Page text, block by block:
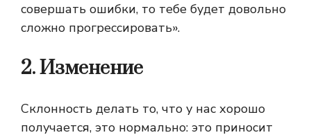
совершать ошибки, то тебе будет довольно
сложно прогрессировать».
2. Изменение
Склонность делать то, что у нас хорошо
получается, это нормально: это приносит